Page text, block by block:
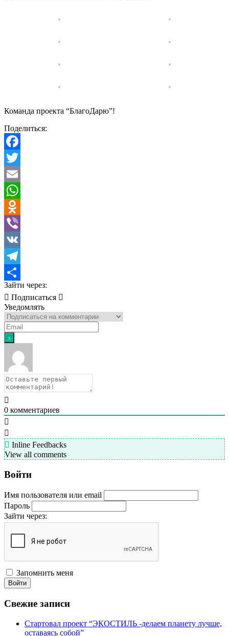
Команда проекта “БлагоДарю”!
Поделиться:
Facebook
Twitter
Email
WhatsApp
Odnoklassniki
Viber
VK
Telegram
Отправить
Зайти через:
Подписаться
Уведомлять
0 комментариев
Inline Feedbacks
View all comments
Войти
Имя пользователя или email
Пароль
Зайти через:
Запомнить меня
Войти
Свежие записи
Стартовал проект “ЭКОСТИЛЬ -делаем планету лучше,
оставаясь собой”